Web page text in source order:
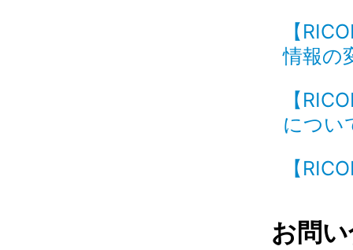
【
情報
【
につ
【
お問